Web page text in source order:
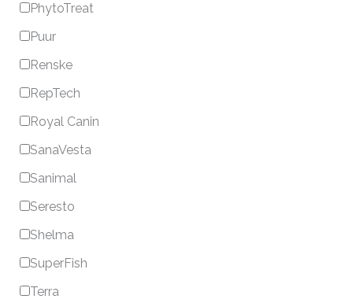
PhytoTreat
Puur
Renske
RepTech
Royal Canin
SanaVesta
Sanimal
Seresto
Shelma
SuperFish
Terra